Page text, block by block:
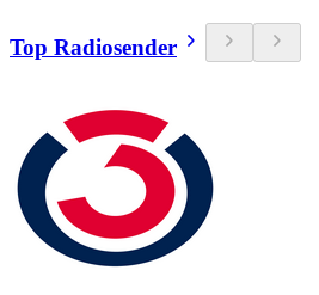
Top Radiosender